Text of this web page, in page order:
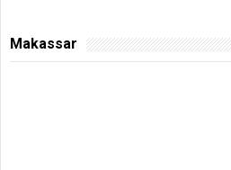
Makassar